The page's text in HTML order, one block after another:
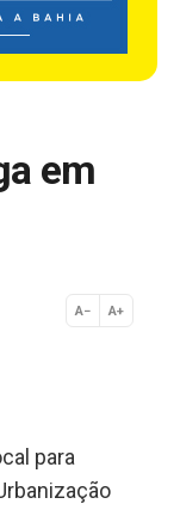
em
A− A+
Normal
para